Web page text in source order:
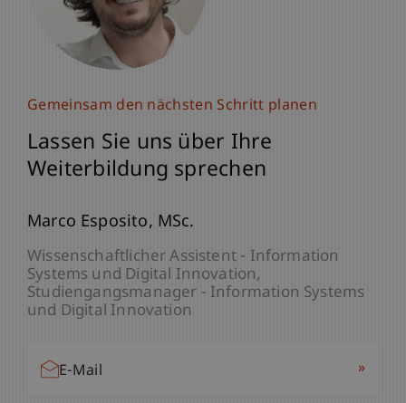
Gemeinsam den nächsten Schritt planen
Lassen Sie uns über Ihre
Weiterbildung sprechen
lic. iur. FrédériqueLambrecht
Studiengangsmanager - Gesellschafts-,
Stiftungs- und Trustrecht
Gemeinsam den nächsten Schritt planen
Lassen Sie uns über Ihre
Weiterbildung sprechen
Marco Esposito MSc.
Wissenschaftlicher Assistent - Information
Systems und Digital Innovation
Studiengangsmanager - Information Systems
und Digital Innovation
E-Mail »
Gemeinsam den nächsten Schritt planen
Lassen Sie uns über Ihre
Weiterbildung sprechen
AlexanderWalch MSc
Wissenschaftlicher Mitarbeiter / Doktorand -
Innovative and Digital Finance
Studiengangsmanager - Innovative and Digital
Finance
E-Mail »